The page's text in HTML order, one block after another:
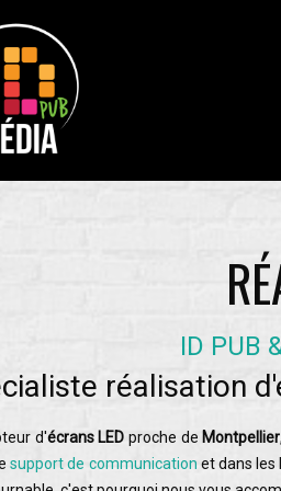
ID PUB
réalisation
d'écrans LED proche de Montpellier
support de communication et dans